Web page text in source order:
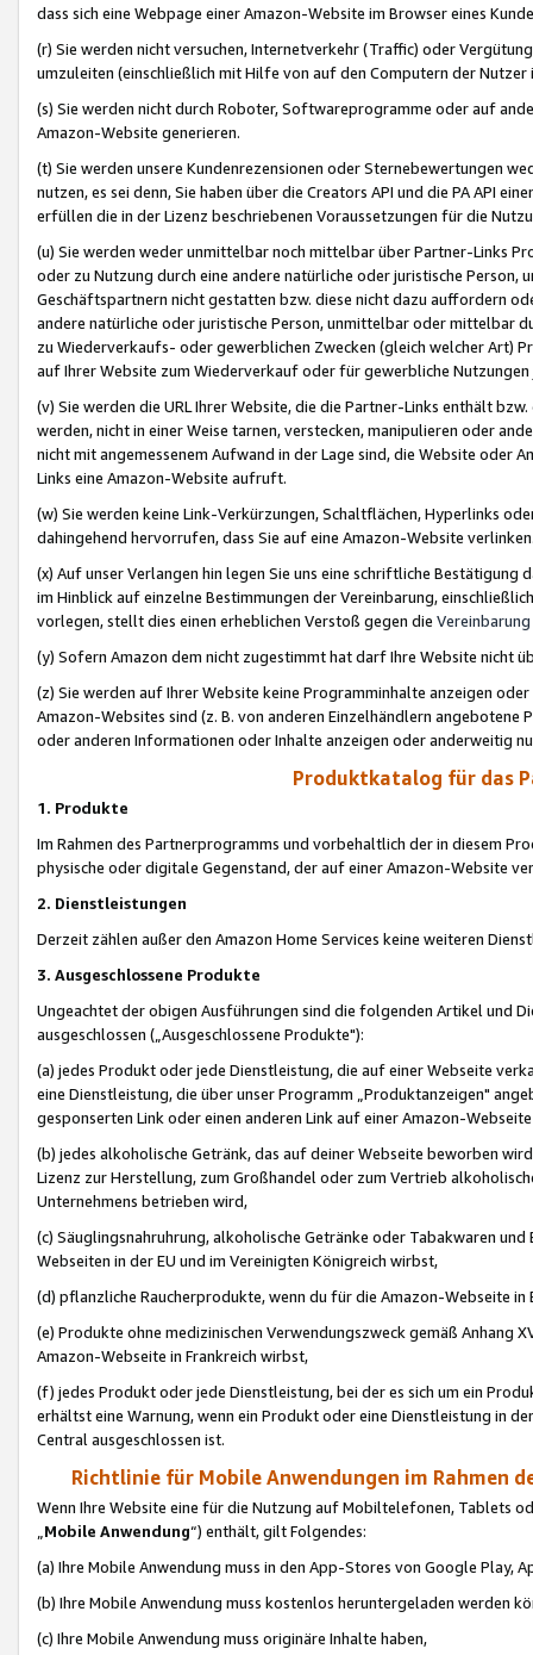
dass sich eine Webpage einer Amazon-Website im Browser eines
(r) Sie werden nicht versuchen, Internetverkehr (Traffic) oder
umzuleiten (einschließlich mit Hilfe von auf den Computern der
(s) Sie werden nicht durch Roboter, Softwareprogramme oder auf
Amazon-Website generieren.
(t) Sie werden unsere Kundenrezensionen oder Sternebewertungen
nutzen, es sei denn, Sie haben über die Creators API und die PA API
erfüllen die in der Lizenz beschriebenen Voraussetzungen für die
(u) Sie werden weder unmittelbar noch mittelbar über Partner-Links
oder zu Nutzung durch eine andere natürliche oder juristische
Geschäftspartnern nicht gestatten bzw. diese nicht dazu auffordern
andere natürliche oder juristische Person, unmittelbar oder mittelbar
zu Wiederverkaufs- oder gewerblichen Zwecken (gleich welcher Art)
auf Ihrer Website zum Wiederverkauf oder für gewerbliche
(v) Sie werden die URL Ihrer Website, die die Partner-Links enthält
werden, nicht in einer Weise tarnen, verstecken, manipulieren oder
nicht mit angemessenem Aufwand in der Lage sind, die Website oder
Links eine Amazon-Website aufruft.
(w) Sie werden keine Link-Verkürzungen, Schaltflächen, Hyperlinks
dahingehend hervorrufen, dass Sie auf eine Amazon-Website
(x) Auf unser Verlangen hin legen Sie uns eine schriftliche
im Hinblick auf einzelne Bestimmungen der Vereinbarung,
vorlegen, stellt dies einen erheblichen Verstoß gegen die Vereinbarung
(y) Sofern Amazon dem nicht zugestimmt hat darf Ihre Website nicht
(z) Sie werden auf Ihrer Website keine Programminhalte anzeigen
Amazon-Websites sind (z. B. von anderen Einzelhändlern
oder anderen Informationen oder Inhalte anzeigen oder anderweitig
Produktkatalog für das
1. Produkte
Im Rahmen des Partnerprogramms und vorbehaltlich der in diesem
physische oder digitale Gegenstand, der auf einer Amazon-Website
2. Dienstleistungen
Derzeit zählen außer den Amazon Home Services keine weiteren
3. Ausgeschlossene Produkte
Ungeachtet der obigen Ausführungen sind die folgenden Artikel und
ausgeschlossen („Ausgeschlossene Produkte"):
(a) jedes Produkt oder jede Dienstleistung, die auf einer Webseite
eine Dienstleistung, die über unser Programm „Produktanzeigen"
gesponserten Link oder einen anderen Link auf einer Amazon-
(b) jedes alkoholische Getränk, das auf deiner Webseite beworben
Lizenz zur Herstellung, zum Großhandel oder zum Vertrieb
Unternehmens betrieben wird,
(c) Säuglingsnahruhrung, alkoholische Getränke oder Tabakwaren
Webseiten in der EU und im Vereinigten Königreich wirbst,
(d) pflanzliche Raucherprodukte, wenn du für die Amazon-Webseite in
(e) Produkte ohne medizinischen Verwendungszweck gemäß Anhang
Amazon-Webseite in Frankreich wirbst,
(f) jedes Produkt oder jede Dienstleistung, bei der es sich um ein
erhältst eine Warnung, wenn ein Produkt oder eine Dienstleistung in
Central ausgeschlossen ist.
Richtlinie für Mobile Anwendungen im Rahmen
Wenn Ihre Website eine für die Nutzung auf Mobiltelefonen, Tablets
„Mobile Anwendung“) enthält, gilt Folgendes:
(a) Ihre Mobile Anwendung muss in den App-Stores von Google Play,
(b) Ihre Mobile Anwendung muss kostenlos heruntergeladen werden
(c) Ihre Mobile Anwendung muss originäre Inhalte haben,